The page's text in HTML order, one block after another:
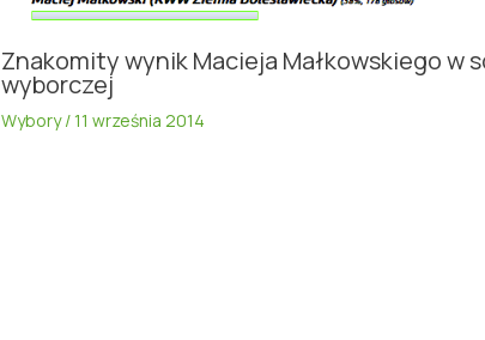
Znakomity wynik Macieja Małkowskiego w
wyborczej
Wybory/11 września 2014